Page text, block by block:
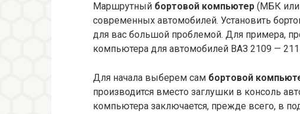
Маршрутный бортовой компьютер (МБК или
современных автомобилей. Установить
для вас большой проблемой. Для примера,
компьютера для автомобилей ВАЗ 2109 —
Для начала выберем сам бортовой
производится вместо заглушки в консоль
компьютера заключается, прежде всего, в